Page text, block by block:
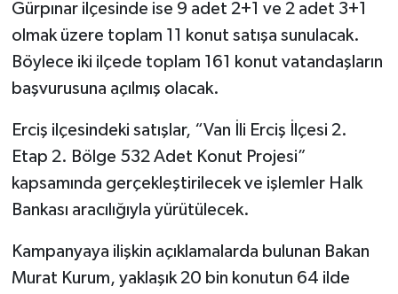
Gürpınar ilçesinde ise 9 adet 2+1 ve 2 adet 3+1
olmak üzere toplam 11 konut satışa sunulacak.
Böylece iki ilçede toplam 161 konut vatandaşların
başvurusuna açılmış olacak.
Erciş ilçesindeki satışlar, “Van İli Erciş İlçesi 2.
Etap 2. Bölge 532 Adet Konut Projesi”
kapsamında gerçekleştirilecek ve işlemler Halk
Bankası aracılığıyla yürütülecek.
Kampanyaya ilişkin açıklamalarda bulunan Bakan
Murat Kurum, yaklaşık 20 bin konutun 64 ilde